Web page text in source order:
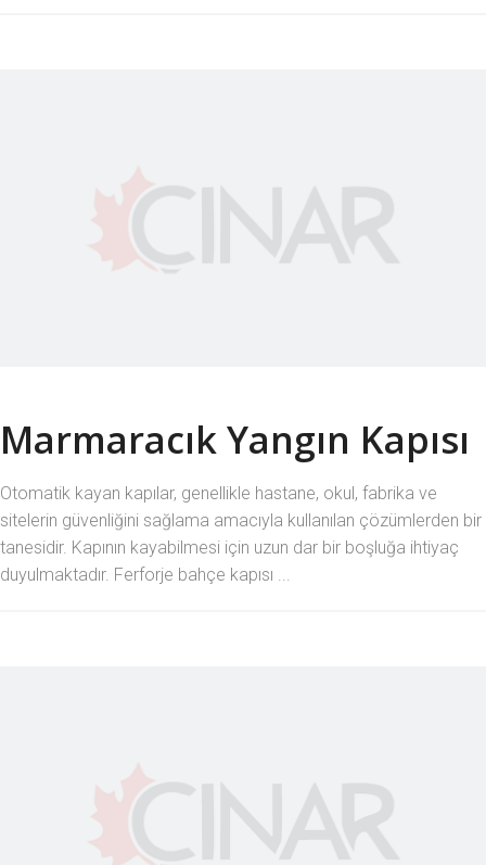
Marmaracık Yangın Kapısı
Otomatik kayan kapılar, genellikle hastane, okul, fabrika ve
sitelerin güvenliğini sağlama amacıyla kullanılan çözümlerden bir
tanesidir. Kapının kayabilmesi için uzun dar bir boşluğa ihtiyaç
duyulmaktadır. Ferforje bahçe kapısı ...